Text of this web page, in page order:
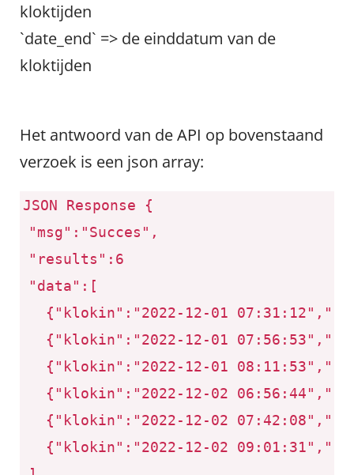
kloktijden
`date_end` => de einddatum van de
kloktijden
Het antwoord van de API op bovenstaand
verzoek is een json array:
JSON Response {
"msg":"Succes",
"results":6
"data":[
{"klokin":"2022-12-01
{"klokin":"2022-12-01
{"klokin":"2022-12-01
{"klokin":"2022-12-02
{"klokin":"2022-12-02
{"klokin":"2022-12-02